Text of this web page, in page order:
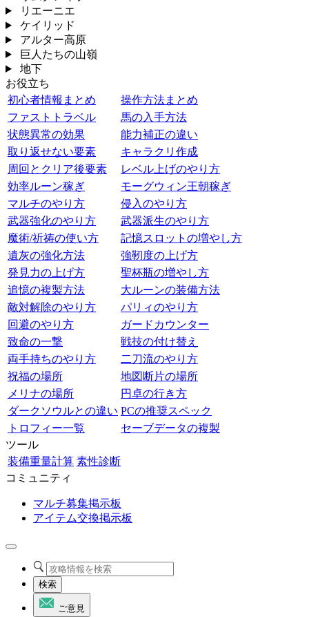
リエーニエ
ケイリッド
アルター高原
巨人たちの山嶺
地下
お役立ち
初心者情報まとめ
操作方法まとめ
ファストトラベル
馬の入手方法
状態異常の効果
能力補正の違い
取り返せない要素
キャラクリ作成
周回とクリア後要素
レベル上げのやり方
効率ルーン稼ぎ
モーグウィン王朝稼ぎ
マルチのやり方
侵入のやり方
武器強化のやり方
武器派生のやり方
魔術/祈祷の使い方
記憶スロットの増やし方
遺灰の強化方法
強靭度の上げ方
発見力の上げ方
聖杯瓶の増やし方
追憶の複製方法
大ルーンの装備方法
敵対解除のやり方
パリィのやり方
回避のやり方
ガードカウンター
致命の一撃
戦技の付け替え
両手持ちのやり方
二刀流のやり方
祝福の場所
地図断片の場所
メリナの場所
円卓の行き方
ダークソウルとの違い PCの推奨スペック
トロフィー一覧
セーブデータの複製
ツール
装備重量計算 素性診断
コミュニティ
マルチ募集掲示板
アイテム交換掲示板
検索
ご意見